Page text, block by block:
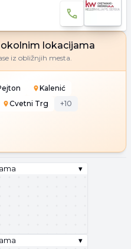
okolnim lokacijama
iz obližnjih mesta.
Kalenić
Cvetni Trg +10
▾
▾